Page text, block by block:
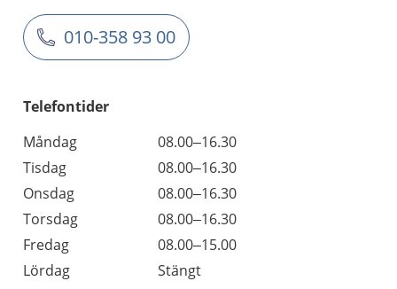
010-358 93 00
Telefontider
Måndag
08.00–16.30
Tisdag
08.00–16.30
Onsdag
08.00–16.30
Torsdag
08.00–16.30
Fredag
08.00–15.00
Lördag
Stängt